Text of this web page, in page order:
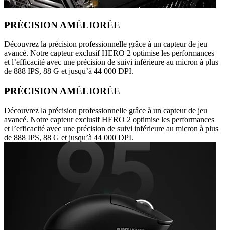
PRÉCISION AMÉLIORÉE
Découvrez la précision professionnelle grâce à un capteur de jeu
avancé. Notre capteur exclusif HERO 2 optimise les performances
et l’efficacité avec une précision de suivi inférieure au micron à plus
de 888 IPS, 88 G et jusqu’à 44 000 DPI.
PRÉCISION AMÉLIORÉE
Découvrez la précision professionnelle grâce à un capteur de jeu
avancé. Notre capteur exclusif HERO 2 optimise les performances
et l’efficacité avec une précision de suivi inférieure au micron à plus
de 888 IPS, 88 G et jusqu’à 44 000 DPI.